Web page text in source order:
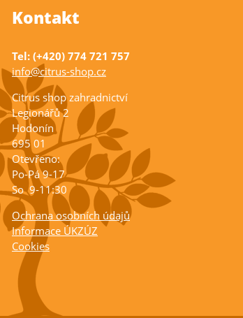
Kontakt
Tel: (+420) 774 721 757
info@citrus-shop.cz
Citrus shop zahradnictví
Legionářů 2
Hodonín
695 01
Otevřeno:
Po-Pá 9-17
So 9-11:30
Ochrana osobních údajů
Informace ÚKZÚZ
Cookies